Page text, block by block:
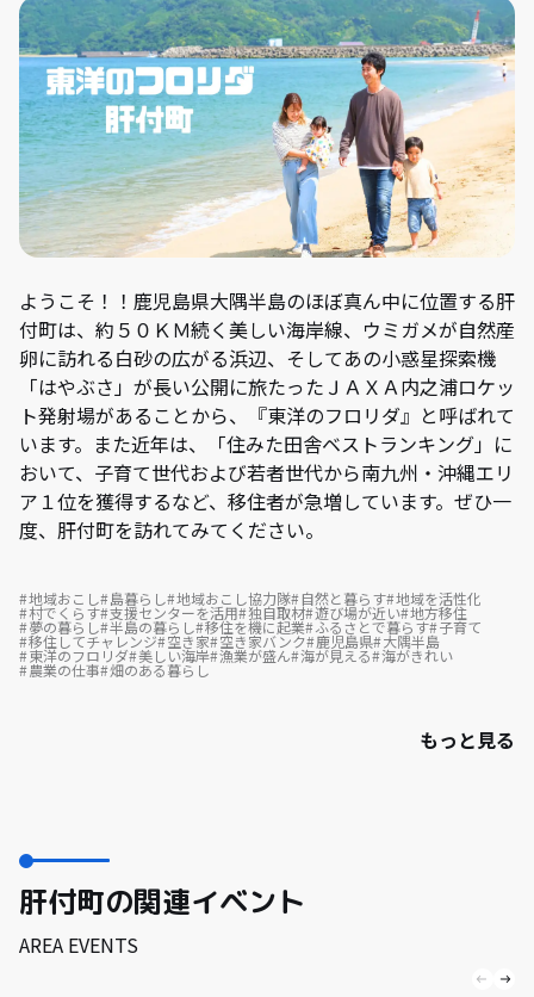
ようこそ！！鹿児島県大隅半島のほぼ真ん中に位置する肝
付町は、約５０ＫＭ続く美しい海岸線、ウミガメが自然産
卵に訪れる白砂の広がる浜辺、そしてあの小惑星探索機
「はやぶさ」が長い公開に旅たったＪＡＸＡ内之浦ロケッ
ト発射場があることから、『東洋のフロリダ』と呼ばれて
います。また近年は、「住みた田舎ベストランキング」に
おいて、子育て世代および若者世代から南九州・沖縄エリ
ア１位を獲得するなど、移住者が急増しています。ぜひ一
度、肝付町を訪れてみてください。
地域おこし 島暮らし 地域おこし協力隊 自然と暮らす 地域を活性化
村でくらす 支援センターを活用 独自取材 遊び場が近い 地方移住
夢の暮らし 半島の暮らし 移住を機に起業 ふるさとで暮らす 子育て
移住してチャレンジ 空き家 空き家バンク 鹿児島県 大隅半島
東洋のフロリダ 美しい海岸 漁業が盛ん 海が見える 海がきれい
農業の仕事 畑のある暮らし
もっと見る
肝付町の関連イベント
AREA EVENTS